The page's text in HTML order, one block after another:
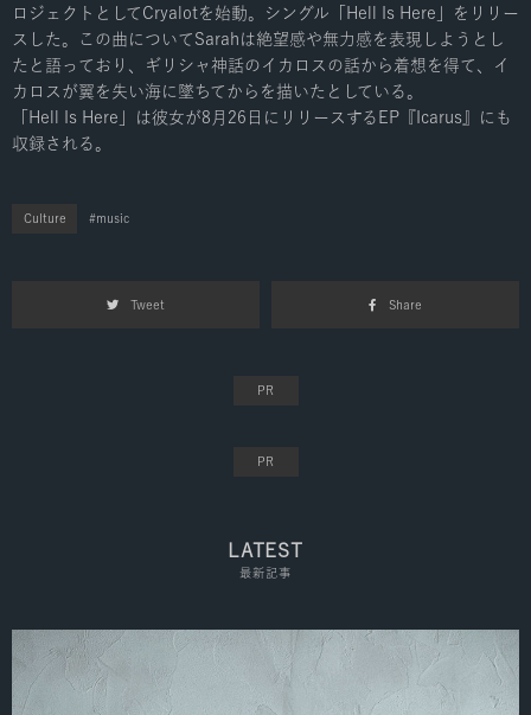
ロジェクトとしてCryalotを始動。シングル「Hell Is Here」をリリー
スした。この曲についてSarahは絶望感や無力感を表現しようとし
たと語っており、ギリシャ神話のイカロスの話から着想を得て、イ
カロスが翼を失い海に墜ちてからを描いたとしている。
「Hell Is Here」は彼女が8月26日にリリースするEP『Icarus』にも
収録される。
Culture music
Tweet Share
LATEST
最新記事